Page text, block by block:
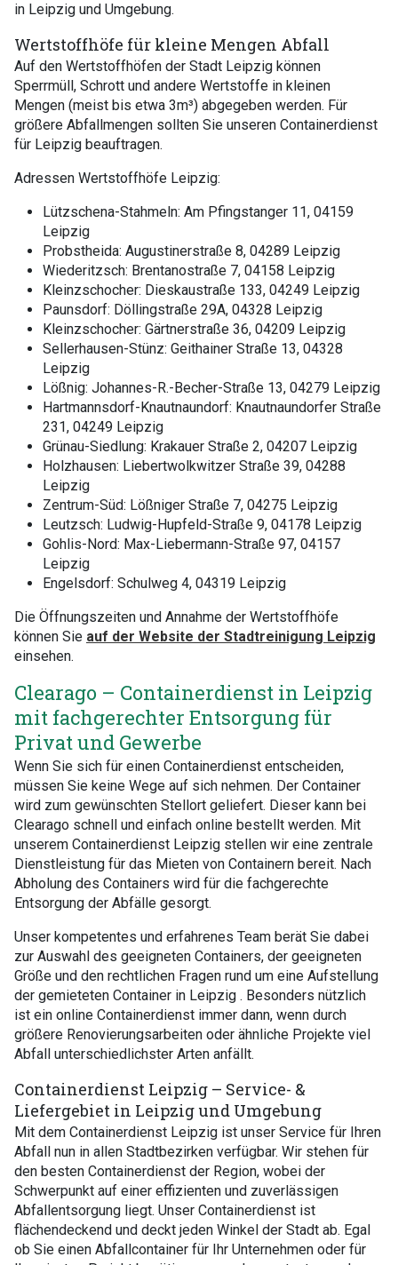
in Leipzig und Umgebung.
Wertstoffhöfe für kleine Mengen Abfall
Auf den Wertstoffhöfen der Stadt Leipzig können
Sperrmüll, Schrott und andere Wertstoffe in kleinen
Mengen (meist bis etwa 3m³) abgegeben werden. Für
größere Abfallmengen sollten Sie unseren Containerdienst
für Leipzig beauftragen.
Adressen Wertstoffhöfe Leipzig:
Lützschena-Stahmeln: Am Pfingstanger 11, 04159
Leipzig
Probstheida: Augustinerstraße 8, 04289 Leipzig
Wiederitzsch: Brentanostraße 7, 04158 Leipzig
Kleinzschocher: Dieskaustraße 133, 04249 Leipzig
Paunsdorf: Döllingstraße 29A, 04328 Leipzig
Kleinzschocher: Gärtnerstraße 36, 04209 Leipzig
Sellerhausen-Stünz: Geithainer Straße 13, 04328
Leipzig
Lößnig: Johannes-R.-Becher-Straße 13, 04279 Leipzig
Hartmannsdorf-Knautnaundorf: Knautnaundorfer Straße
231, 04249 Leipzig
Grünau-Siedlung: Krakauer Straße 2, 04207 Leipzig
Holzhausen: Liebertwolkwitzer Straße 39, 04288
Leipzig
Zentrum-Süd: Lößniger Straße 7, 04275 Leipzig
Leutzsch: Ludwig-Hupfeld-Straße 9, 04178 Leipzig
Gohlis-Nord: Max-Liebermann-Straße 97, 04157
Leipzig
Engelsdorf: Schulweg 4, 04319 Leipzig
Die Öffnungszeiten und Annahme der Wertstoffhöfe
können Sie auf der Website der Stadtreinigung Leipzig
einsehen.
Clearago – Containerdienst in Leipzig
mit fachgerechter Entsorgung für
Privat und Gewerbe
Wenn Sie sich für einen Containerdienst entscheiden,
müssen Sie keine Wege auf sich nehmen. Der Container
wird zum gewünschten Stellort geliefert. Dieser kann bei
Clearago schnell und einfach online bestellt werden. Mit
unserem Containerdienst Leipzig stellen wir eine zentrale
Dienstleistung für das Mieten von Containern bereit. Nach
Abholung des Containers wird für die fachgerechte
Entsorgung der Abfälle gesorgt.
Unser kompetentes und erfahrenes Team berät Sie dabei
zur Auswahl des geeigneten Containers, der geeigneten
Größe und den rechtlichen Fragen rund um eine Aufstellung
der gemieteten Container in Leipzig . Besonders nützlich
ist ein online Containerdienst immer dann, wenn durch
größere Renovierungsarbeiten oder ähnliche Projekte viel
Abfall unterschiedlichster Arten anfällt.
Containerdienst Leipzig – Service- &
Liefergebiet in Leipzig und Umgebung
Mit dem Containerdienst Leipzig ist unser Service für Ihren
Abfall nun in allen Stadtbezirken verfügbar. Wir stehen für
den besten Containerdienst der Region, wobei der
Schwerpunkt auf einer effizienten und zuverlässigen
Abfallentsorgung liegt. Unser Containerdienst ist
flächendeckend und deckt jeden Winkel der Stadt ab. Egal
ob Sie einen Abfallcontainer für Ihr Unternehmen oder für